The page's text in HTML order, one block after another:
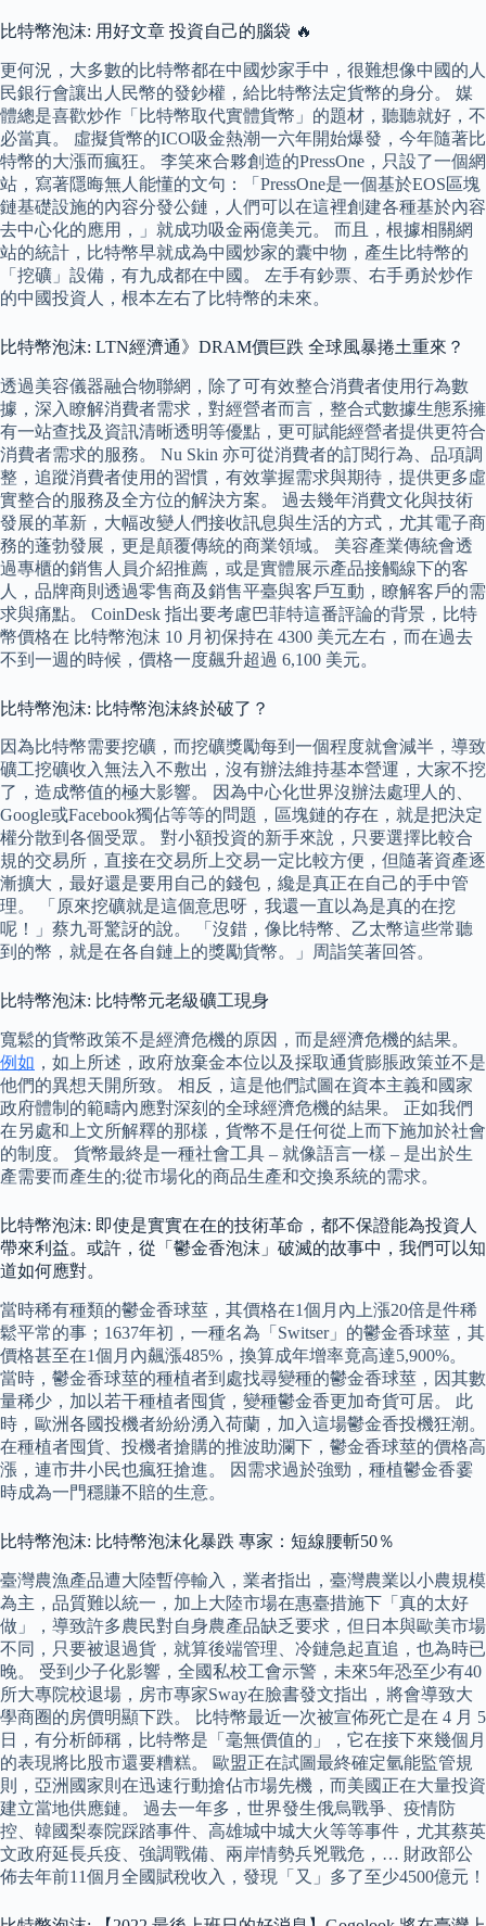
比特幣泡沫: 用好文章 投資自己的腦袋 🔥
更何況，大多數的比特幣都在中國炒家手中，很難想像中國的人
民銀行會讓出人民幣的發鈔權，給比特幣法定貨幣的身分。 媒
體總是喜歡炒作「比特幣取代實體貨幣」的題材，聽聽就好，不
必當真。 虛擬貨幣的ICO吸金熱潮一六年開始爆發，今年隨著比
特幣的大漲而瘋狂。 李笑來合夥創造的PressOne，只設了一個網
站，寫著隱晦無人能懂的文句：「PressOne是一個基於EOS區塊
鏈基礎設施的內容分發公鏈，人們可以在這裡創建各種基於內容
去中心化的應用，」就成功吸金兩億美元。 而且，根據相關網
站的統計，比特幣早就成為中國炒家的囊中物，產生比特幣的
「挖礦」設備，有九成都在中國。 左手有鈔票、右手勇於炒作
的中國投資人，根本左右了比特幣的未來。
比特幣泡沫: LTN經濟通》DRAM價巨跌 全球風暴捲土重來？
透過美容儀器融合物聯網，除了可有效整合消費者使用行為數
據，深入瞭解消費者需求，對經營者而言，整合式數據生態系擁
有一站查找及資訊清晰透明等優點，更可賦能經營者提供更符合
消費者需求的服務。 Nu Skin 亦可從消費者的訂閱行為、品項調
整，追蹤消費者使用的習慣，有效掌握需求與期待，提供更多虛
實整合的服務及全方位的解決方案。 過去幾年消費文化與技術
發展的革新，大幅改變人們接收訊息與生活的方式，尤其電子商
務的蓬勃發展，更是顛覆傳統的商業領域。 美容產業傳統會透
過專櫃的銷售人員介紹推薦，或是實體展示產品接觸線下的客
人，品牌商則透過零售商及銷售平臺與客戶互動，瞭解客戶的需
求與痛點。 CoinDesk 指出要考慮巴菲特這番評論的背景，比特
幣價格在 比特幣泡沫 10 月初保持在 4300 美元左右，而在過去
不到一週的時候，價格一度飆升超過 6,100 美元。
比特幣泡沫: 比特幣泡沫終於破了？
因為比特幣需要挖礦，而挖礦獎勵每到一個程度就會減半，導致
礦工挖礦收入無法入不敷出，沒有辦法維持基本營運，大家不挖
了，造成幣值的極大影響。 因為中心化世界沒辦法處理人的、
Google或Facebook獨佔等等的問題，區塊鏈的存在，就是把決定
權分散到各個受眾。 對小額投資的新手來說，只要選擇比較合
規的交易所，直接在交易所上交易一定比較方便，但隨著資產逐
漸擴大，最好還是要用自己的錢包，纔是真正在自己的手中管
理。 「原來挖礦就是這個意思呀，我還一直以為是真的在挖
呢！」蔡九哥驚訝的說。 「沒錯，像比特幣、乙太幣這些常聽
到的幣，就是在各自鏈上的獎勵貨幣。」周詣笑著回答。
比特幣泡沫: 比特幣元老級礦工現身
寬鬆的貨幣政策不是經濟危機的原因，而是經濟危機的結果。
例如 ，如上所述，政府放棄金本位以及採取通貨膨脹政策並不是
他們的異想天開所致。 相反，這是他們試圖在資本主義和國家
政府體制的範疇內應對深刻的全球經濟危機的結果。 正如我們
在另處和上文所解釋的那樣，貨幣不是任何從上而下施加於社會
的制度。 貨幣最終是一種社會工具 – 就像語言一樣 – 是出於生
產需要而產生的;從市場化的商品生產和交換系統的需求。
比特幣泡沫: 即使是實實在在的技術革命，都不保證能為投資人
帶來利益。或許，從「鬱金香泡沫」破滅的故事中，我們可以知
道如何應對。
當時稀有種類的鬱金香球莖，其價格在1個月內上漲20倍是件稀
鬆平常的事；1637年初，一種名為「Switser」的鬱金香球莖，其
價格甚至在1個月內飆漲485%，換算成年增率竟高達5,900%。
當時，鬱金香球莖的種植者到處找尋變種的鬱金香球莖，因其數
量稀少，加以若干種植者囤貨，變種鬱金香更加奇貨可居。 此
時，歐洲各國投機者紛紛湧入荷蘭，加入這場鬱金香投機狂潮。
在種植者囤貨、投機者搶購的推波助瀾下，鬱金香球莖的價格高
漲，連市井小民也瘋狂搶進。 因需求過於強勁，種植鬱金香霎
時成為一門穩賺不賠的生意。
比特幣泡沫: 比特幣泡沫化暴跌 專家：短線腰斬50％
臺灣農漁產品遭大陸暫停輸入，業者指出，臺灣農業以小農規模
為主，品質難以統一，加上大陸市場在惠臺措施下「真的太好
做」，導致許多農民對自身農產品缺乏要求，但日本與歐美市場
不同，只要被退過貨，就算後端管理、冷鏈急起直追，也為時已
晚。 受到少子化影響，全國私校工會示警，未來5年恐至少有40
所大專院校退場，房市專家Sway在臉書發文指出，將會導致大
學商圈的房價明顯下跌。 比特幣最近一次被宣佈死亡是在 4 月 5
日，有分析師稱，比特幣是「毫無價值的」，它在接下來幾個月
的表現將比股市還要糟糕。 歐盟正在試圖最終確定氫能監管規
則，亞洲國家則在迅速行動搶佔市場先機，而美國正在大量投資
建立當地供應鏈。 過去一年多，世界發生俄烏戰爭、疫情防
控、韓國梨泰院踩踏事件、高雄城中城大火等等事件，尤其蔡英
文政府延長兵疫、強調戰備、兩岸情勢兵兇戰危，… 財政部公
佈去年前11個月全國賦稅收入，發現「又」多了至少4500億元！